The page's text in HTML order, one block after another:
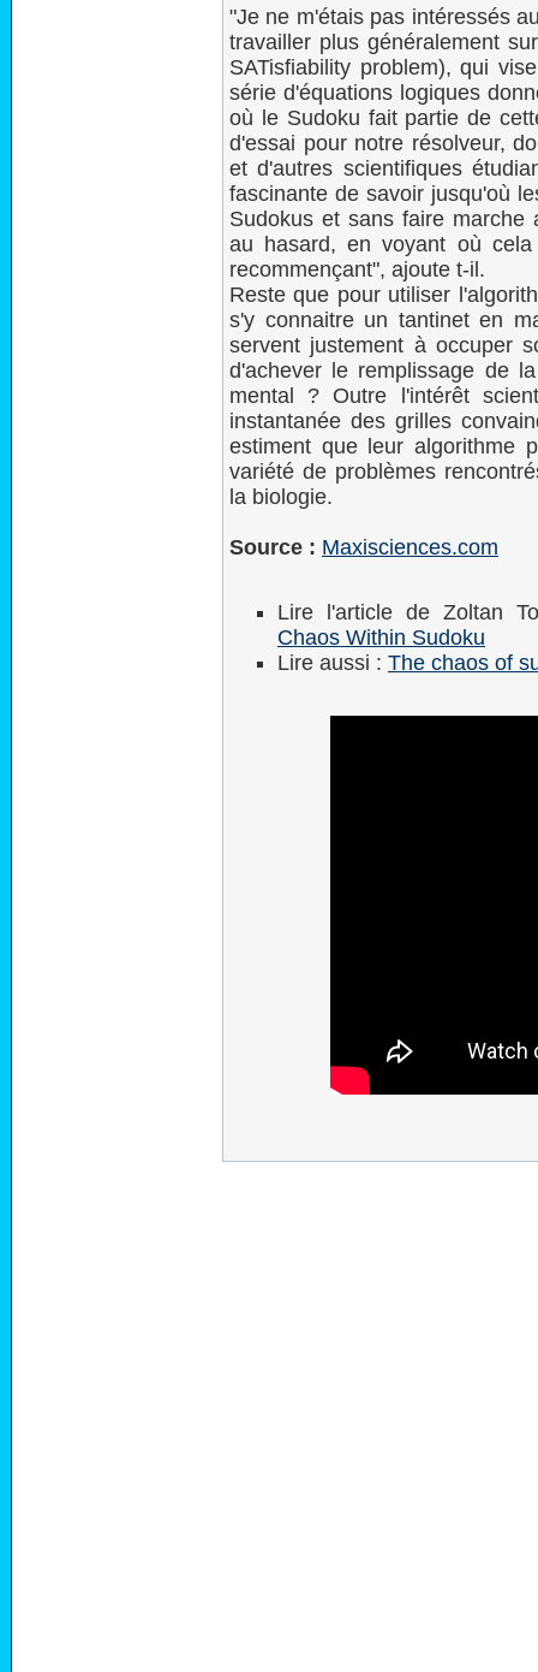
"Je ne m'étais pas intéressés
travailler plus généralement
SATisfiability problem), qui
série d'équations logiques
où le Sudoku fait partie de
d'essai pour notre résolveur,
et d'autres scientifiques
fascinante de savoir jusqu'où
Sudokus et sans faire
au hasard, en voyant où
recommençant", ajoute t-il.
Reste que pour utiliser
s'y connaitre un tantinet en
servent justement à occuper
d'achever le remplissage de
mental ? Outre l'intérêt
instantanée des grilles
estiment que leur algorithme
variété de problèmes
la biologie.
Source : Maxisciences.com
Lire l'article de Zoltan
Chaos Within Sudoku
Lire aussi : The chaos of